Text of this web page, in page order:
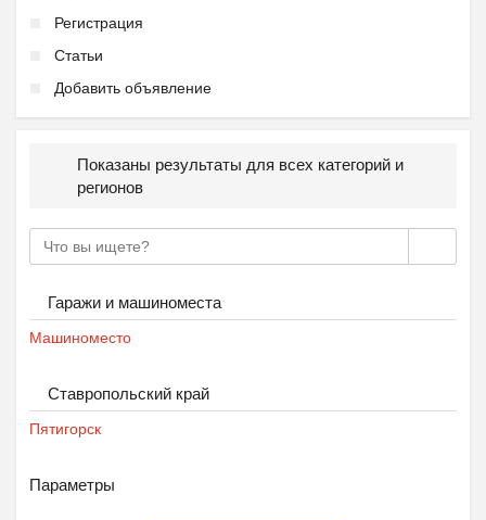
Подготовка к школе ОБР...
₽27 000Пятигорск
Регистрация
Статьи
Добавить объявление
Показаны результаты для всех категорий и
регионов
Гаражи и машиноместа
Машиноместо
Ставропольский край
Пятигорск
Параметры